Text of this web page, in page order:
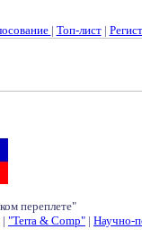
| Топ-лист|
переплете"
| "Terra & Comp" | Научно-